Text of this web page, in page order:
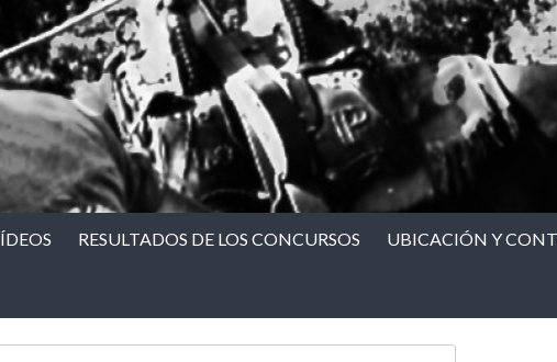
RESULTADOS DE LOS CONCURSOS UBICACIÓN Y